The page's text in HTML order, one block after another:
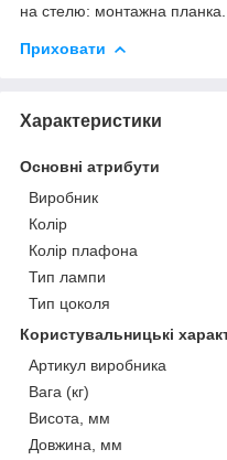
на стелю: монтажна планка.
Приховати
Характеристики
Основні атрибути
Виробник
Колір
Колір плафона
Тип лампи
Тип цоколя
Користувальницькі
Артикул виробника
Вага (кг)
Висота, мм
Довжина, мм